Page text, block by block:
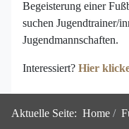
Begeisterung einer
suchen Jugendtrainer/
Jugendmannschaften.
Interessiert? Hier
Aktuelle Seite: Home